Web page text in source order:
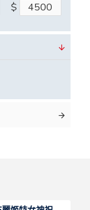
$